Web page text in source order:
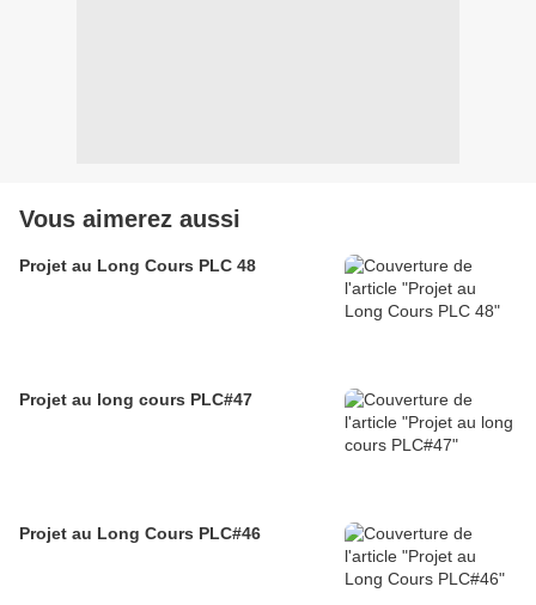
Vous aimerez aussi
Projet au Long Cours PLC 48
Projet au long cours PLC#47
Projet au Long Cours PLC#46